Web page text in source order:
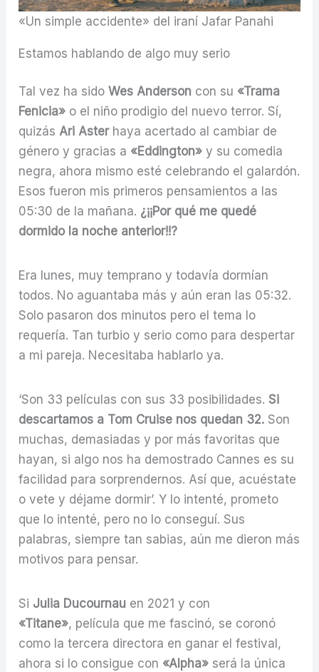
«Un simple accidente» del iraní Jafar Panahi
Estamos hablando de algo muy serio
Tal vez ha sidoWes Anderson con su «Trama
Fenicia» o el niño prodigio del nuevo terror. Sí,
quizás Ari Asterhaya acertado al cambiar de
género y gracias a «Eddington» y su comedia
negra, ahora mismo esté celebrando el galardón.
Esos fueron mis primeros pensamientos a las
05:30 de la mañana. ¿¡¡Por qué me quedé
dormido la noche anterior!!?
Era lunes, muy temprano y todavía dormían
todos. No aguantaba más y aún eran las 05:32.
Solo pasaron dos minutos pero el tema lo
requería. Tan turbio y serio como para despertar
a mi pareja. Necesitaba hablarlo ya.
‘Son 33 películas con sus 33 posibilidades.Si
descartamos a Tom Cruise nos quedan 32. Son
muchas, demasiadas y por más favoritas que
hayan, si algo nos ha demostrado Cannes es su
facilidad para sorprendernos. Así que, acuéstate
o vete y déjame dormir’. Y lo intenté, prometo
que lo intenté, pero no lo conseguí. Sus
palabras, siempre tan sabias, aún me dieron más
motivos para pensar.
Si Julia Ducournau en 2021 y con
«Titane», película que me fascinó, se coronó
como la tercera directora en ganar el festival,
ahora si lo consigue con «Alpha» será la única